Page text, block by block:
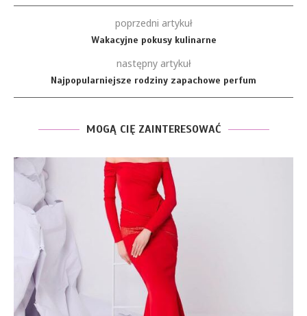
poprzedni artykuł
Wakacyjne pokusy kulinarne
następny artykuł
Najpopularniejsze rodziny zapachowe perfum
MOGĄ CIĘ ZAINTERESOWAĆ